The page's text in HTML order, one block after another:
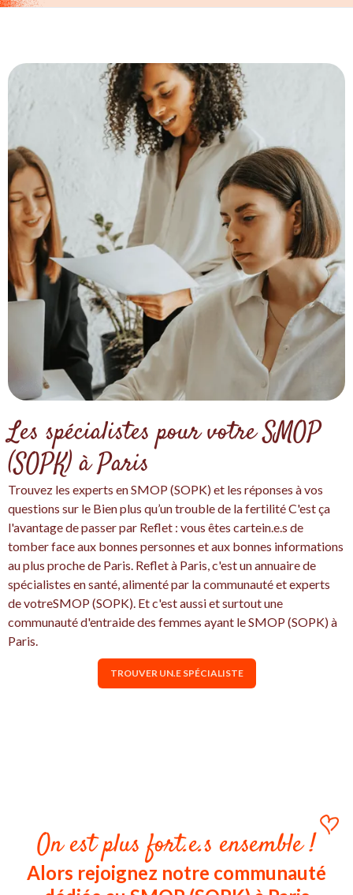
Les spécialistes pour votre SMOP
(SOPK) à Paris
Trouvez les experts en SMOP (SOPK) et les réponses à vos
questions sur le Bien plus qu’un trouble de la fertilité C'est ça
l'avantage de passer par Reflet : vous êtes cartein.e.s de
tomber face aux bonnes personnes et aux bonnes informations
au plus proche de Paris. Reflet à Paris, c'est un annuaire de
spécialistes en santé, alimenté par la communauté et experts
de votreSMOP (SOPK). Et c'est aussi et surtout une
communauté d'entraide des femmes ayant le SMOP (SOPK) à
Paris.
TROUVER UN.E SPÉCIALISTE
On est plus fort.e.s ensemble !
Alors rejoignez notre communauté